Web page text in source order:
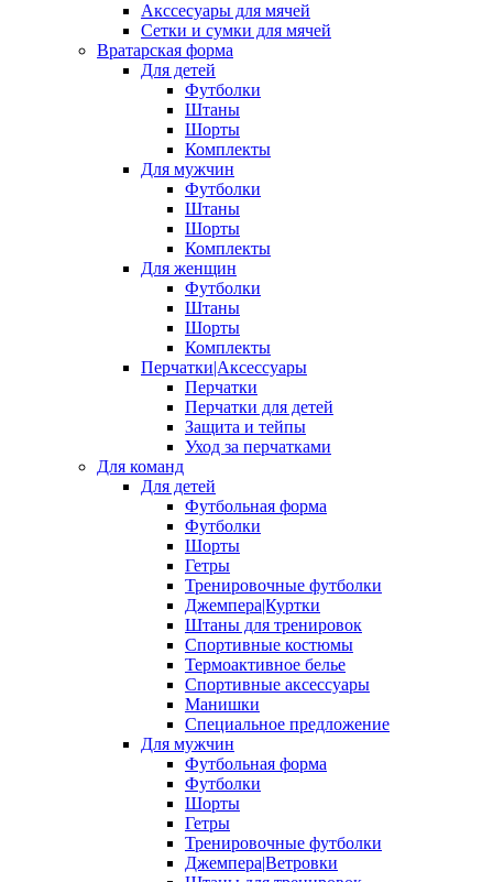
Акссесуары для мячей
Сетки и сумки для мячей
Вратарская форма
Для детей
Футболки
Штаны
Шорты
Комплекты
Для мужчин
Футболки
Штаны
Шорты
Комплекты
Для женщин
Футболки
Штаны
Шорты
Комплекты
Перчатки|Аксессуары
Перчатки
Перчатки для детей
Защита и тейпы
Уход за перчатками
Для команд
Для детей
Футбольная форма
Футболки
Шорты
Гетры
Тренировочные футболки
Джемпера|Куртки
Штаны для тренировок
Спортивные костюмы
Термоактивное белье
Спортивные аксессуары
Манишки
Специальное предложение
Для мужчин
Футбольная форма
Футболки
Шорты
Гетры
Тренировочные футболки
Джемпера|Ветровки